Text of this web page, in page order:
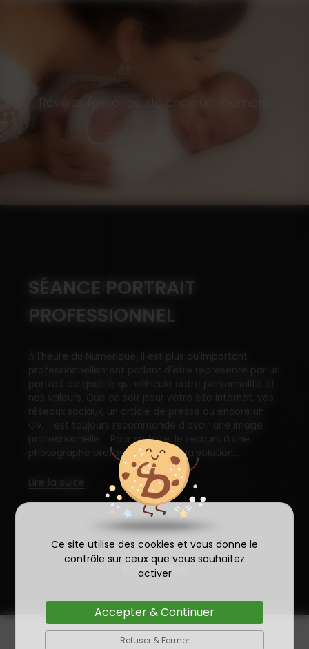
Ce site utilise des cookies et vous donne le
contrôle sur ceux que vous souhaitez
activer
Accepter & Continuer
Refuser & Fermer
Révéler l'essence de chaque moment
SÉANCE PORTRAIT
PROFESSIONNEL
À l'heure du Numérique, il est plus qu'important
professionnellement parlant d'être représenté par un
professionnelle. Pour se faire, le recours à une
photographe professionnelle est la solution...
Lire la suite
En voir plus